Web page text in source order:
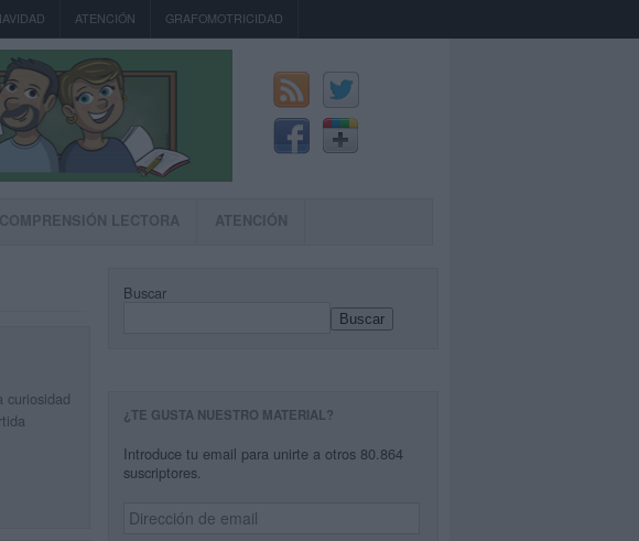
ATENCIÓN GRAFOMOTRICIDAD
COMPRENSIÓN LECTORA ATENCIÓN
curiosidad
Buscar
Buscar
¿TE GUSTA NUESTRO MATERIAL?
Introduce tu email para unirte a otros 80.864
suscriptores.
Dirección
de